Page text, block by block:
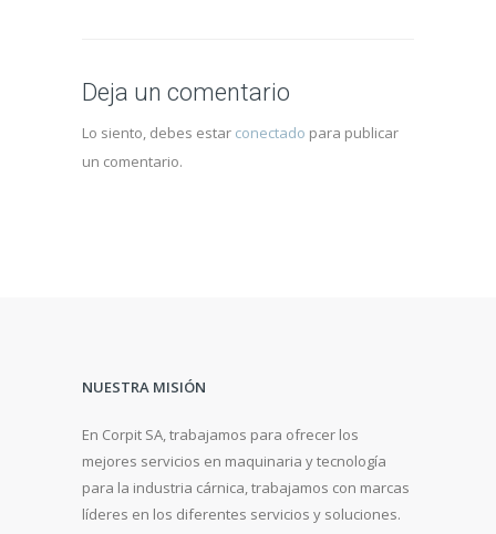
Deja un comentario
Lo siento, debes estar conectado para publicar
un comentario.
NUESTRA MISIÓN
En Corpit SA, trabajamos para ofrecer los
mejores servicios en maquinaria y tecnología
para la industria cárnica, trabajamos con marcas
líderes en los diferentes servicios y soluciones.